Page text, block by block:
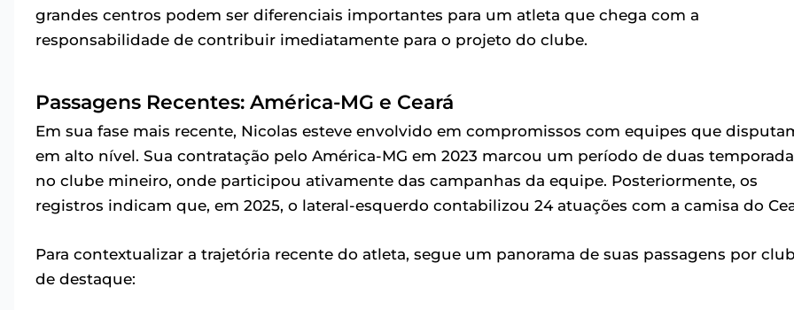
grandes centros podem ser diferenciais importantes para um atleta que chega com a
responsabilidade de contribuir imediatamente para o projeto do clube.
Passagens Recentes: América-MG e Ceará
Em sua fase mais recente, Nicolas esteve envolvido em compromissos com equipes que
em alto nível. Sua contratação pelo América-MG em 2023 marcou um período de duas
no clube mineiro, onde participou ativamente das campanhas da equipe. Posteriormente, os
registros indicam que, em 2025, o lateral-esquerdo contabilizou 24 atuações com a camisa do
Para contextualizar a trajetória recente do atleta, segue um panorama de suas passagens por
de destaque: